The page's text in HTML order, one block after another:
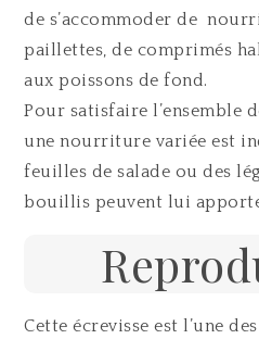
de s’accommoder de
paillettes, de comprimés
aux poissons de fond.
Pour satisfaire l’ensemble
une nourriture variée est
feuilles de salade ou des
bouillis peuvent lui
Cette écrevisse est l’une